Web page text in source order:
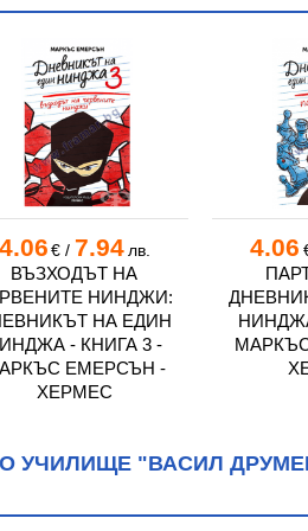
Охридски", с. Дъбравино
Евтимий", гр. Белослав
гр. Варна
с. Аврен
с. Николаевка, обл. Варна
с. Въглен, обл. Варна
Принц", гр. Варна
с. Михалич
с. Червенци
и Методий", с. Блъсково
с. Славейково
с. Бозвелийско
с. Приселци
с. Царевци
Любен Каравелово
4.06 € / 7.94 лв.
ВЪЗХОДЪТ НА
НИНДЖИ:
НА ЕДИН
- КНИГА 3 -
ЕМЕРСЪН -
ХЕРМЕС
4.06
УЧИЛИЩЕ "ВАСИЛ